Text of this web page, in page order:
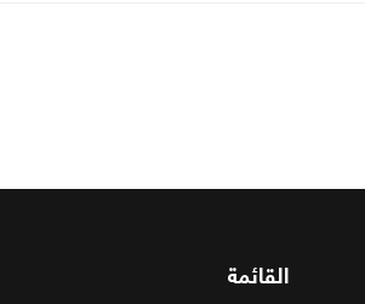
القائمة